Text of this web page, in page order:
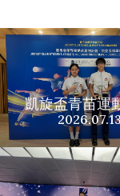
凱旋盃青苗運